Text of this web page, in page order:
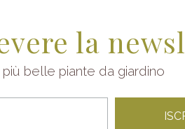
la
belle piante da giardino